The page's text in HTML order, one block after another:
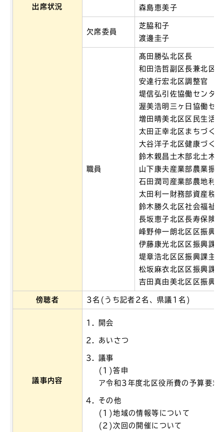
出席状況
森島恵美子
欠席委員
芝脇和子
渡邊圭子
職員
髙田勝弘北区長
和田浩哲副区長兼北区
安達行宏北区調整官
堤信弘引佐協働センタ
渥美浩明三ヶ日協働セ
増田晴美北区区民生活
太田正幸北区まちづく
大谷洋子北区健康づく
鈴木親昌土木部北土木
山下康夫産業部農業振
石田潤司産業部農地利
太田利一財務部資産税
鈴木勝久北区社会福祉
長坂恵子北区長寿保険
峰野伸一朗北区区振興
伊藤康光北区区振興課
堤章浩北区区振興課主任
松坂麻衣北区区振興課
吉田真由美北区区振興課
傍聴者 3名(うち記者2名、県議1名)
議事内容
開会
あいさつ
議事
(1)答申
ア令和3年度北区役所費の予算要求
その他
(1)地域の情報等について
(2)次回の開催について